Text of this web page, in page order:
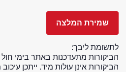
לתשומת ליבך:
הביקורות מתעדכנות באתר בימי חול בין
הביקורות אינן עולות מיד. ייתכן